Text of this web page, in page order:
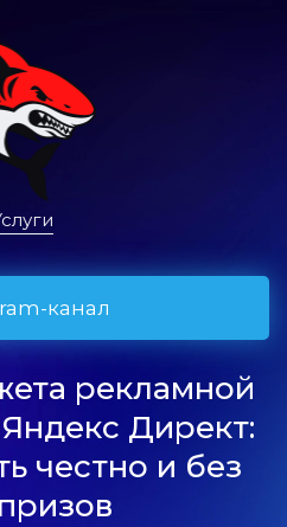
канал
рекламной
Директ:
честно и без